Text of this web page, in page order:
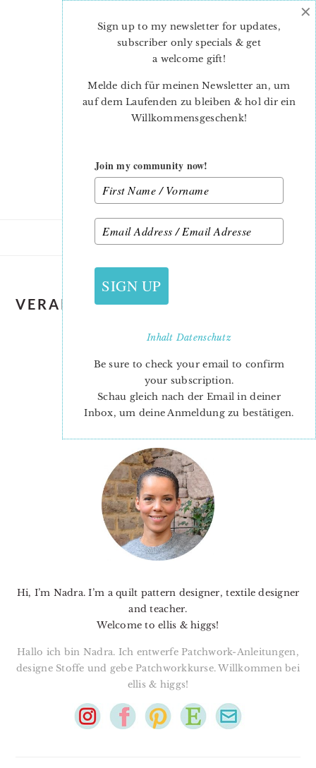
VERARBEITEN
PRIMARY
Hi, I’m Nadra. I’m a quilt pattern designer, textile designer
and teacher.
Welcome to ellis & higgs!
Hallo ich bin Nadra. Ich entwerfe Patchwork-Anleitungen,
designe Stoffe und gebe Patchworkkurse. Willkommen bei
ellis & higgs!
Sign up to my newsletter for updates,
subscriber only specials & get
a welcome gift!
Melde dich für meinen Newsletter an, um
auf dem Laufenden zu bleiben & hol dir ein
Willkommensgeschenk!
Join my community now!
SIGN UP
InhaltDatenschutz
Be sure to check your email to confirm
your subscription.
Schau gleich nach der Email in deiner
Inbox, um deine Anmeldung zu bestätigen.
×